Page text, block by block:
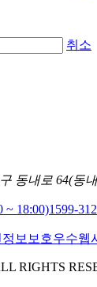
취소
동내로 64(동
~ 18:00)1599-
RIGHTS